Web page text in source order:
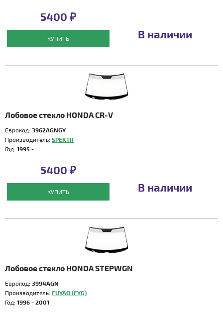
5400 ₽
КУПИТЬ В наличии
Лобовое стекло HONDA CR-V
Еврокод: 3962AGNGY
Производитель: SPEKTR
Год: 1995 -
5400 ₽
КУПИТЬ В наличии
Лобовое стекло HONDA STEPWGN
Еврокод: 3994AGN
Производитель: FUYAO (FYG)
Год: 1996 - 2001